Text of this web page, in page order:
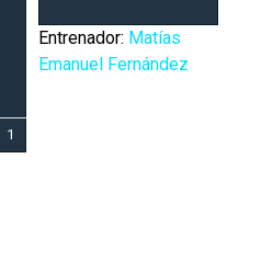
1
Entrenador: Matías
Emanuel Fernández